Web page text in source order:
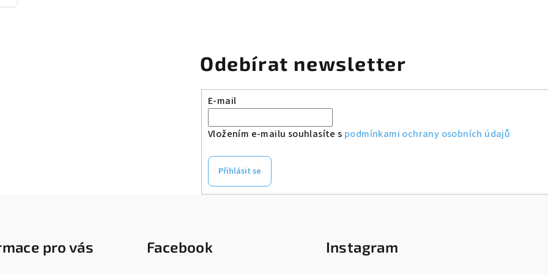
Odebírat newsletter
E-mail
Vložením e-mailu souhlasíte s podmínkami ochrany osobních údajů
Přihlásit se
pro vás Facebook Instagram